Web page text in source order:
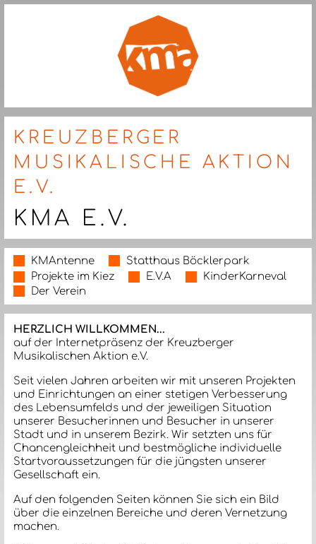
KREUZBERGER
MUSIKALISCHE AKTION
E.V.
KMA E.V.
KMAntenne
Statthaus Böcklerpark
Projekte im Kiez
E.V.A
KinderKarneval
Der Verein
HERZLICH WILLKOMMEN...
auf der Internetpräsenz der Kreuzberger
Musikalischen Aktion e.V.
Seit vielen Jahren arbeiten wir mit unseren Projekten
und Einrichtungen an einer stetigen Verbesserung
des Lebensumfelds und der jeweiligen Situation
unserer Besucherinnen und Besucher in unserer
Stadt und in unserem Bezirk. Wir setzten uns für
Chancengleichheit und bestmögliche individuelle
Startvoraussetzungen für die jüngsten unserer
Gesellschaft ein.
Auf den folgenden Seiten können Sie sich ein Bild
über die einzelnen Bereiche und deren Vernetzung
machen.